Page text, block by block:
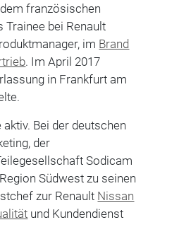
französischen
Trainee bei Renault
im Brand
. Im April 2017
in Frankfurt am
Bei der deutschen
der
Sodicam
Südwest zu seinen
zur Renault Nissan
und Kundendienst